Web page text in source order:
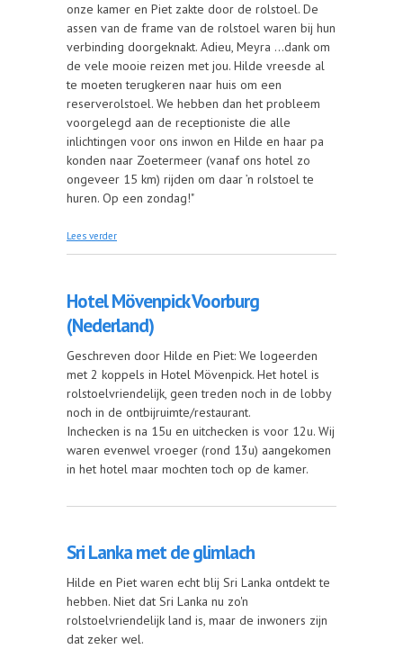
onze kamer en Piet zakte door de rolstoel. De
assen van de frame van de rolstoel waren bij hun
verbinding doorgeknakt. Adieu, Meyra …dank om
de vele mooie reizen met jou. Hilde vreesde al
te moeten terugkeren naar huis om een
reserverolstoel. We hebben dan het probleem
voorgelegd aan de receptioniste die alle
inlichtingen voor ons inwon en Hilde en haar pa
konden naar Zoetermeer (vanaf ons hotel zo
ongeveer 15 km) rijden om daar ’n rolstoel te
huren. Op een zondag!"
Lees verder
Hotel Mövenpick Voorburg
(Nederland)
Geschreven door Hilde en Piet: We logeerden
met 2 koppels in Hotel Mövenpick. Het hotel is
rolstoelvriendelijk, geen treden noch in de lobby
noch in de ontbijruimte/restaurant.
Inchecken is na 15u en uitchecken is voor 12u. Wij
waren evenwel vroeger (rond 13u) aangekomen
in het hotel maar mochten toch op de kamer.
Sri Lanka met de glimlach
Hilde en Piet waren echt blij Sri Lanka ontdekt te
hebben. Niet dat Sri Lanka nu zo'n
rolstoelvriendelijk land is, maar de inwoners zijn
dat zeker wel.